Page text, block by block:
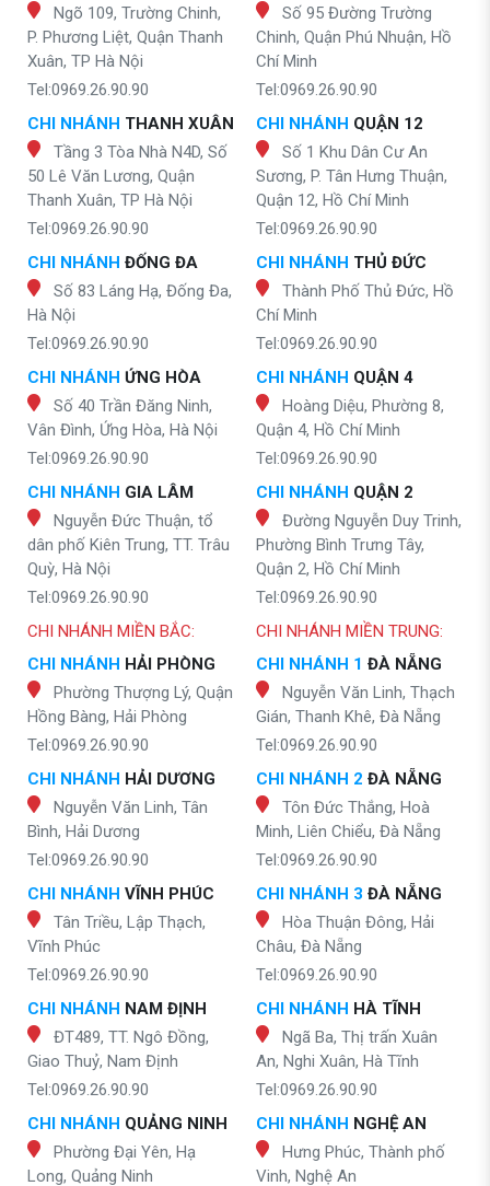
Ngõ 109, Trường Chinh,
P. Phương Liệt, Quận Thanh
Xuân, TP Hà Nội
Tel:0969.26.90.90
CHI NHÁNH THANH XUÂN
Tầng 3 Tòa Nhà N4D, Số
50 Lê Văn Lương, Quận
Thanh Xuân, TP Hà Nội
Tel:0969.26.90.90
CHI NHÁNH ĐỐNG ĐA
Số 83 Láng Hạ, Đống Đa,
Hà Nội
Tel:0969.26.90.90
CHI NHÁNH ỨNG HÒA
Số 40 Trần Đăng Ninh,
Vân Đình, Ứng Hòa, Hà Nội
Tel:0969.26.90.90
CHI NHÁNH GIA LÂM
Nguyễn Đức Thuận, tổ
dân phố Kiên Trung, TT. Trâu
Quỳ, Hà Nội
Tel:0969.26.90.90
Số 95 Đường Trường
Chinh, Quận Phú Nhuận, Hồ
Chí Minh
Tel:0969.26.90.90
CHI NHÁNH QUẬN 12
Số 1 Khu Dân Cư An
Sương, P. Tân Hưng Thuận,
Quận 12, Hồ Chí Minh
Tel:0969.26.90.90
CHI NHÁNH THỦ ĐỨC
Thành Phố Thủ Đức, Hồ
Chí Minh
Tel:0969.26.90.90
CHI NHÁNH QUẬN 4
Hoàng Diệu, Phường 8,
Quận 4, Hồ Chí Minh
Tel:0969.26.90.90
CHI NHÁNH QUẬN 2
Đường Nguyễn Duy Trinh,
Phường Bình Trưng Tây,
Quận 2, Hồ Chí Minh
Tel:0969.26.90.90
CHI NHÁNH MIỀN BẮC:
CHI NHÁNH HẢI PHÒNG
Phường Thượng Lý, Quận
Hồng Bàng, Hải Phòng
Tel:0969.26.90.90
CHI NHÁNH HẢI DƯƠNG
Nguyễn Văn Linh, Tân
Bình, Hải Dương
Tel:0969.26.90.90
CHI NHÁNH VĨNH PHÚC
Tân Triều, Lập Thạch,
Vĩnh Phúc
Tel:0969.26.90.90
CHI NHÁNH NAM ĐỊNH
ĐT489, TT. Ngô Đồng,
Giao Thuỷ, Nam Định
Tel:0969.26.90.90
CHI NHÁNH QUẢNG NINH
Phường Đại Yên, Hạ
Long, Quảng Ninh
CHI NHÁNH MIỀN TRUNG:
CHI NHÁNH 1 ĐÀ NẴNG
Nguyễn Văn Linh, Thạch
Gián, Thanh Khê, Đà Nẵng
Tel:0969.26.90.90
CHI NHÁNH 2 ĐÀ NẴNG
Tôn Đức Thắng, Hoà
Minh, Liên Chiểu, Đà Nẵng
Tel:0969.26.90.90
CHI NHÁNH 3 ĐÀ NẴNG
Hòa Thuận Đông, Hải
Châu, Đà Nẵng
Tel:0969.26.90.90
CHI NHÁNH HÀ TĨNH
Ngã Ba, Thị trấn Xuân
An, Nghi Xuân, Hà Tĩnh
Tel:0969.26.90.90
CHI NHÁNH NGHỆ AN
Hưng Phúc, Thành phố
Vinh, Nghệ An